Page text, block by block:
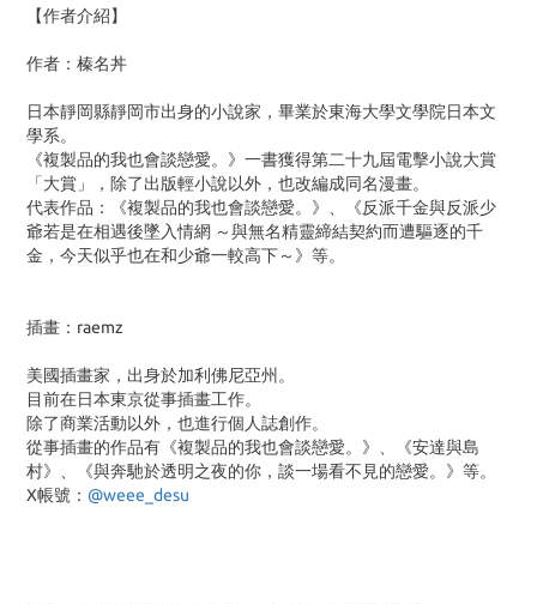
【作者介紹】
作者：榛名丼
日本靜岡縣靜岡市出身的小說家，畢業於東海大學文學院日本文
學系。
《複製品的我也會談戀愛。》一書獲得第二十九屆電擊小說大賞
「大賞」，除了出版輕小說以外，也改編成同名漫畫。
代表作品：《複製品的我也會談戀愛。》、《反派千金與反派少
爺若是在相遇後墜入情網 ～與無名精靈締結契約而遭驅逐的千
金，今天似乎也在和少爺一較高下～》等。
插畫：raemz
美國插畫家，出身於加利佛尼亞州。
目前在日本東京從事插畫工作。
除了商業活動以外，也進行個人誌創作。
從事插畫的作品有《複製品的我也會談戀愛。》、《安達與島
村》、《與奔馳於透明之夜的你，談一場看不見的戀愛。》等。
X帳號： @weee_desu